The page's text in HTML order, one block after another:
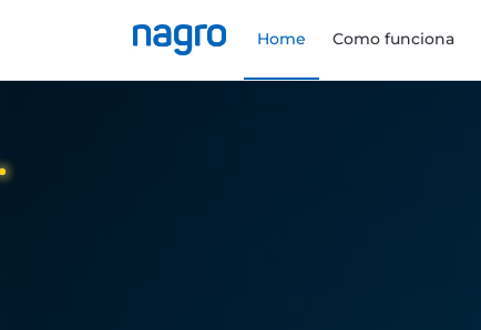
Home Como funciona